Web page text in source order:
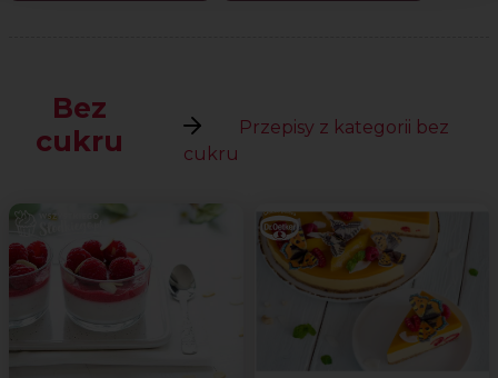
Bez
cukru
Przepisy z kategorii bez
cukru